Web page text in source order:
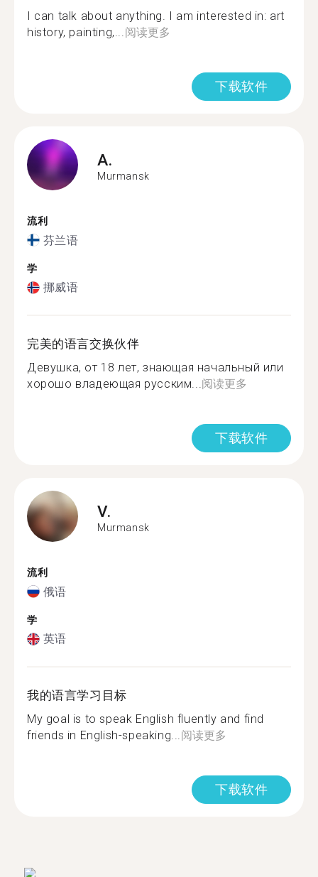
I can talk about anything. I am interested in: art
history, painting,...阅读更多
下载软件
A.
Murmansk
流利
芬兰语
学
挪威语
完美的语言交换伙伴
Девушка, от 18 лет, знающая начальный или
хорошо владеющая русским...阅读更多
下载软件
V.
Murmansk
流利
俄语
学
英语
我的语言学习目标
My goal is to speak English fluently and find
friends in English-speaking...阅读更多
下载软件